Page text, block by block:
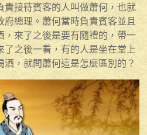
責接待賓客的人叫做蕭何，也就
府總理。蕭何當時負責賓客並且
，來了之後是要有隨禮的，帶一
了之後一看，有的人是坐在堂上
，就問蕭何這是怎麼區別的？